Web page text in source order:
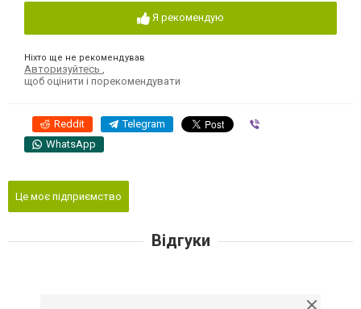
Я рекомендую
Ніхто ще не рекомендував
Авторизуйтесь
щоб оцінити і порекомендувати
Reddit Telegram
WhatsApp
Це моє підприємство
Відгуки